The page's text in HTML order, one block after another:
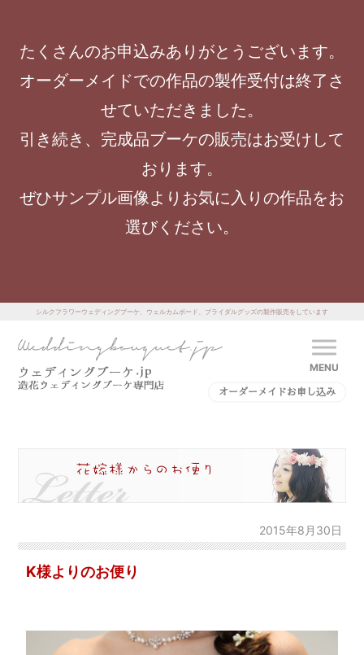
たくさんのお申込みありがとうございます。
オーダーメイドでの作品の製作受付は終了さ
せていただきました。
引き続き、完成品ブーケの販売はお受けして
おります。
ぜひサンプル画像よりお気に入りの作品をお
選びください。
シルクフラワーウェディングブーケ、ウェルカムボード、ブライダルグッズの製作販売をしています
MENU
オーダーメイドお申し込み
2015年8月30日
K様よりのお便り